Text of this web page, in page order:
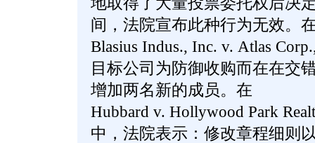
间，法院宣布此种行为无效。
Blasius Indus., Inc. v. Atlas
目标公司为防御收购而在在交
增加两名新的成员。在
Hubbard v. Hollywood Park
中，法院表示：修改章程细则